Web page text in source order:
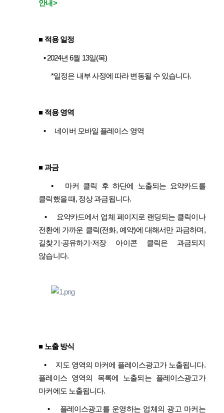
안내>
■ 적용 일정
•2024년 6월 13일(목)
*일정은 내부 사정에 따라 변동될 수 있습니다.
■ 적용 영역
• 네이버 모바일 플레이스 영역
■ 과금
•
마커 클릭 후 하단에 노출되는 요약카드를
클릭했을 때, 정상 과금됩니다.
•
요약카드에서 업체 페이지로 랜딩되는 클릭이나
전환에 가까운 클릭(전화, 예약)에 대해서만 과금하며,
길찾기·공유하기·저장 아이콘 클릭은 과금되지
않습니다.
■ 노출 방식
•
지도 영역의 마커에 플레이스광고가 노출됩니다.
플레이스 영역의 목록에 노출되는 플레이스광고가
마커에도 노출됩니다.
•
플레이스광고를 운영하는 업체의 광고 마커는